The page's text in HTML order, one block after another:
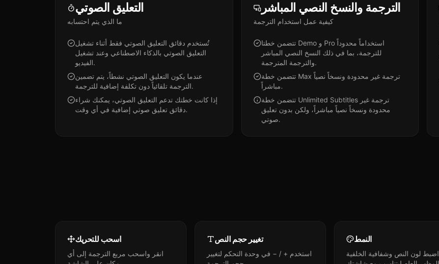
التعليق الصوتي
ما الذي يتم احتسابه
تُستخدم دقائق التعليق الصوتي فقط أثناء تشغيل
التعليق الصوتي بالذكاء الاصطناعي وعند تشغيل
الفيديو.
عندما يكون التعليق الصوتي نشطاً، يتم تضمين
الترجمة تلقائياً دون تكلفة إضافية للترجمة.
إذا كانت خطتك تدعم التعليق الصوتي، يمكنك شراء
دقائق تعليق صوتي إضافية في أي وقت.
الترجمة والنسخ النصي المباشر
كيفية عمل استخدام الترجمة
تتضمن خطتا Demo و Pro استخداماً محدوداً
للترجمة، بما في ذلك النسخ النصي المباشر
والترجمة المترجمة.
تتضمن خطة Max ترجمة غير محدودة ونسخاً نصياً
مباشراً.
تتضمن خطة Unlimited Subtitles ترجمة غير
محدودة ونسخاً نصياً مباشراً، ولكن بدون تعليق
صوتي.
اسحب للتحريك
انقر واسحب مربع الترجمة إلى أي
تغيير حجم النص
استخدم + / − في وحدة التحكم لتغيير
النمط
اضبط لون النص وشفافية الخلفية